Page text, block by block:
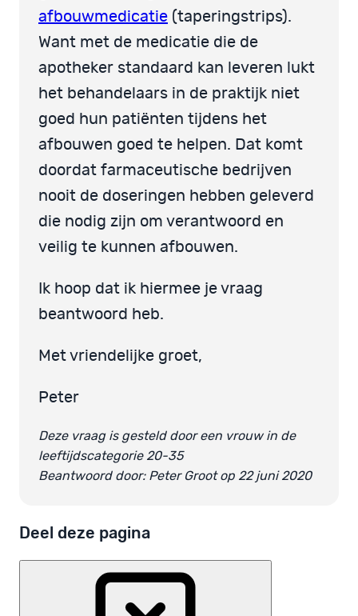
afbouwmedicatie (taperingstrips).
Want met de medicatie die de
apotheker standaard kan leveren lukt
het behandelaars in de praktijk niet
goed hun patiënten tijdens het
afbouwen goed te helpen. Dat komt
doordat farmaceutische bedrijven
nooit de doseringen hebben geleverd
die nodig zijn om verantwoord en
veilig te kunnen afbouwen.
Ik hoop dat ik hiermee je vraag
beantwoord heb.
Met vriendelijke groet,
Peter
Deze vraag is gesteld door een vrouw in de
leeftijdscategorie 20-35
Beantwoord door: Peter Groot op 22 juni 2020
Deel deze pagina